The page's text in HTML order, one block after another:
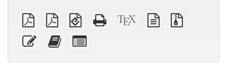
PDF
simples
PDF
imposto
sobre
EPUB
(para
dispositivos
móveis)
HTML
puro
Código-
fonte
fonte
em
Editar
esse
Adicionar
este
ao
para